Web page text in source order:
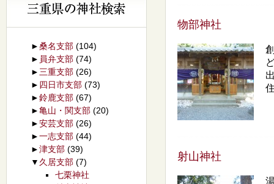
物部神社
射山神社
►桑名支部 (104)
► 員弁支部 (74)
► 三重支部 (26)
► 四日市支部 (73)
►鈴鹿支部 (67)
►亀山・関支部 (20)
►安芸支部 (26)
►一志支部 (44)
►津支部 (39)
▼ 久居支部 (7)
七栗神社